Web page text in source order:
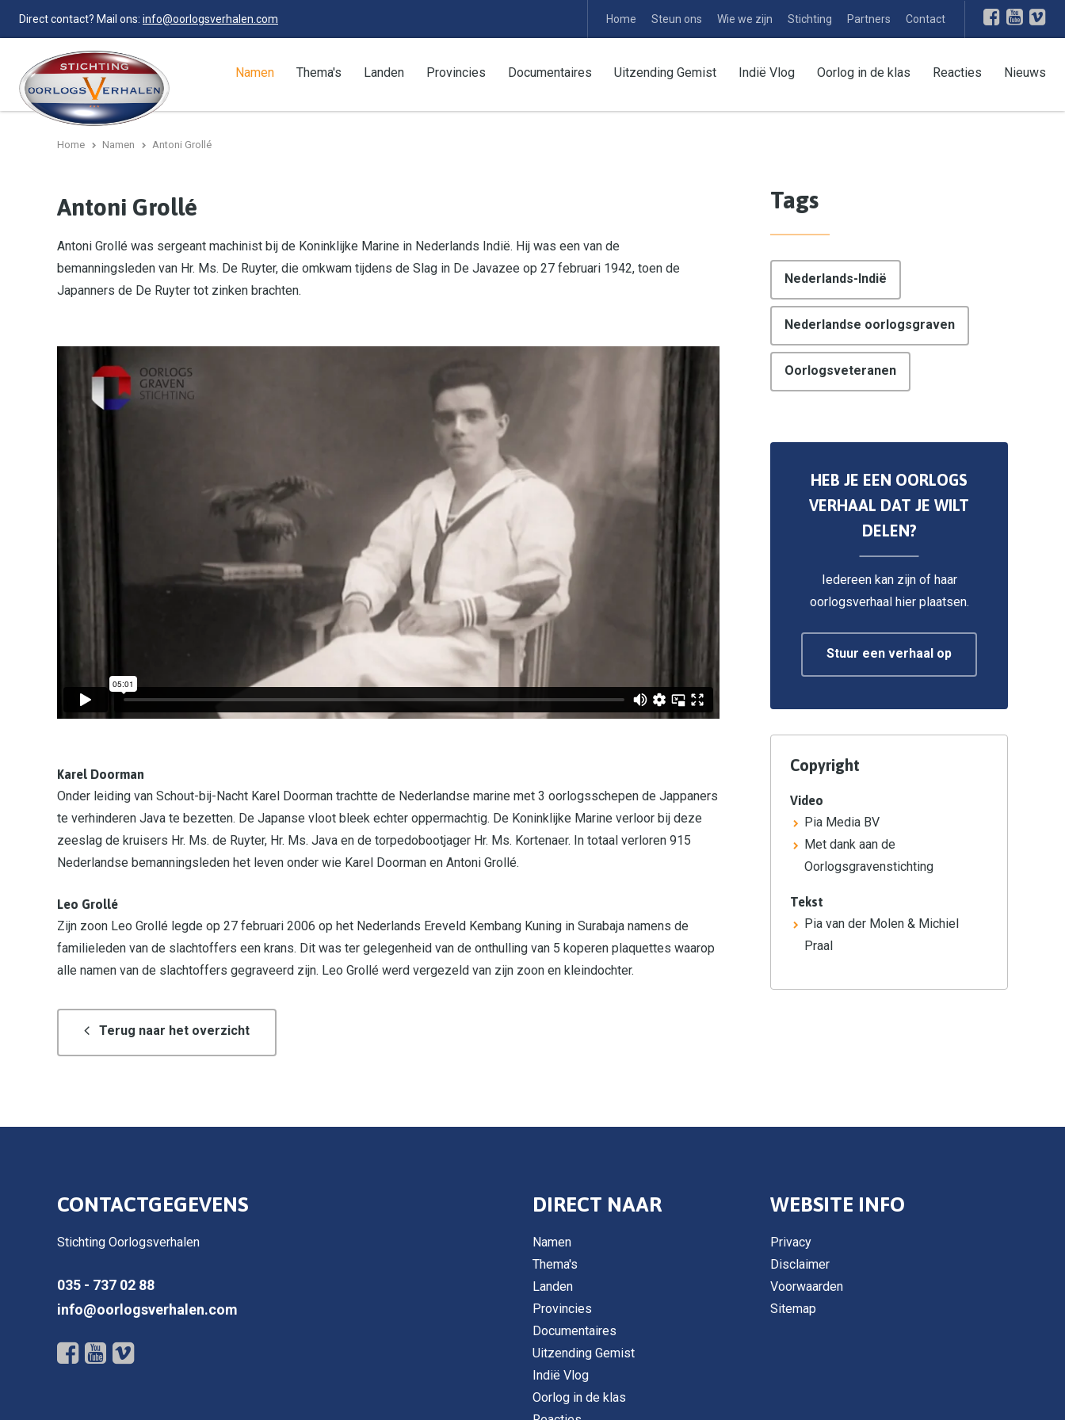
Direct contact? Mail ons: info@oorlogsverhalen.com Home Steun ons Wie we zijn Stichting Partners Contact
Namen Thema's Landen Provincies Documentaires Uitzending Gemist Indië Vlog Oorlog in de klas Reacties Nieuws
Home Namen Antoni Grollé
Antoni Grollé
Antoni Grollé was sergeant machinist bij de Koninklijke Marine in Nederlands Indië. Hij was een van de
bemanningsleden van Hr. Ms. De Ruyter, die omkwam tijdens de Slag in De Javazee op 27 februari 1942, toen de
Japanners de De Ruyter tot zinken brachten.
Karel Doorman
Onder leiding van Schout-bij-Nacht Karel Doorman trachtte de Nederlandse marine met 3 oorlogsschepen de Jappaners
te verhinderen Java te bezetten. De Japanse vloot bleek echter oppermachtig. De Koninklijke Marine verloor bij deze
zeeslag de kruisers Hr. Ms. de Ruyter, Hr. Ms. Java en de torpedobootjager Hr. Ms. Kortenaer. In totaal verloren 915
Nederlandse bemanningsleden het leven onder wie Karel Doorman en Antoni Grollé.
Leo Grollé
Zijn zoon Leo Grollé legde op 27 februari 2006 op het Nederlands Ereveld Kembang Kuning in Surabaja namens de
familieleden van de slachtoffers een krans. Dit was ter gelegenheid van de onthulling van 5 koperen plaquettes waarop
alle namen van de slachtoffers gegraveerd zijn. Leo Grollé werd vergezeld van zijn zoon en kleindochter.
Terug naar het overzicht
Tags
Nederlands-Indië
Nederlandse oorlogsgraven
Oorlogsveteranen
HEB JE EEN OORLOGS
VERHAAL DAT JE WILT
DELEN?
Iedereen kan zijn of haar
oorlogsverhaal hier plaatsen.
Stuur een verhaal op
Copyright
Video
Pia Media BV
Met dank aan de
Oorlogsgravenstichting
Tekst
Pia van der Molen & Michiel
Praal
CONTACTGEGEVENS
Stichting Oorlogsverhalen
035 - 737 02 88
info@oorlogsverhalen.com
DIRECT NAAR
Namen
Thema's
Landen
Provincies
Documentaires
Uitzending Gemist
Indië Vlog
Oorlog in de klas
WEBSITE INFO
Privacy
Disclaimer
Voorwaarden
Sitemap